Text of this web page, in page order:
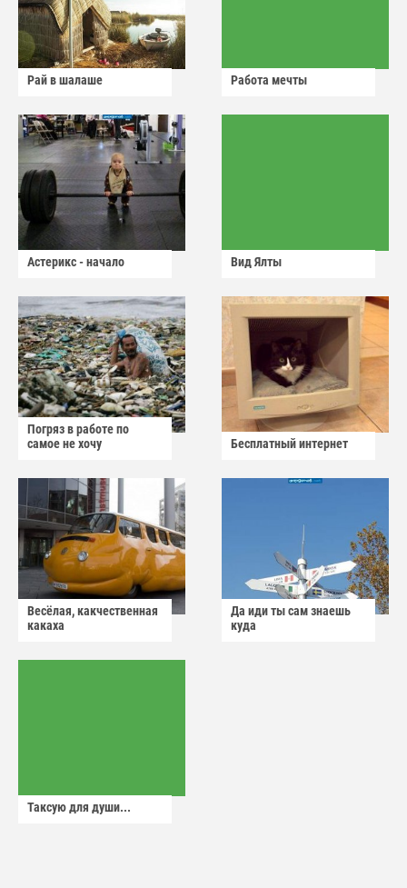
Рай в шалаше Работа мечты
Астерикс - начало Вид Ялты
Погряз в работе по
самое не хочу
Бесплатный интернет
Весёлая, какчественная
какаха
Да иди ты сам знаешь
куда
Таксую для души...